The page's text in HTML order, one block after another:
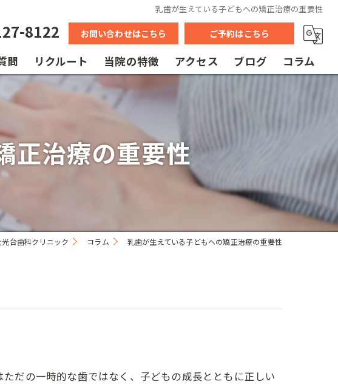
乳歯が生えている子どもへの矯正治療の重要性
8122 お問い合わせはこちら ご予約はこちら
問 リクルート 当院の特徴
インビザライン
ボトックス
化粧品
アクセス
漫画特集【求人募集編】
ブログ コラム
正治療の重要性
台歯科クリニック コラム 乳歯が生えている子どもへの矯正治療の重要性
だの一時的な歯ではなく、子どもの成長とともに正しい